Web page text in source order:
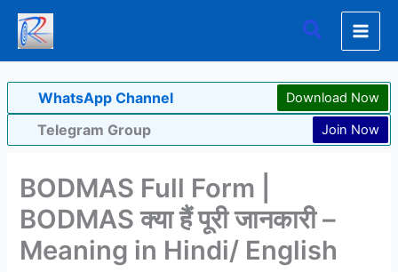
Skip
content
Search
WhatsApp Channel Download Now
Telegram Group Join Now
BODMAS Full Form |
BODMAS क्या हैं पूरी जानकारी –
Meaning in Hindi/ English